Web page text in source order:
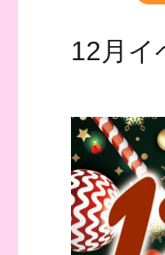
12月イ